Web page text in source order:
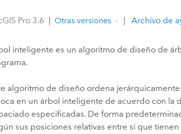
Todas las historias
Pro 3.6 Otras versiones Archivo de
inteligente es un algoritmo de diseño de
algoritmo de diseño ordena
en un árbol inteligente de acuerdo con la
especificadas. De forma
sus posiciones relativas entre sí que